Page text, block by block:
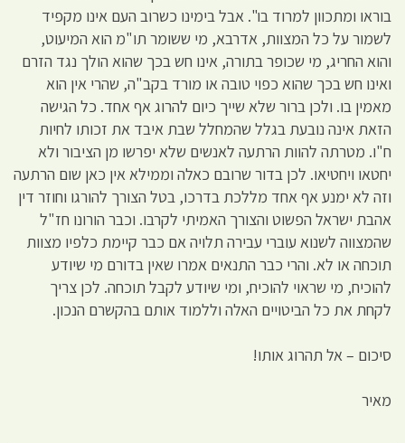
בוראו ומתכוון למרוד בו". אבל בימינו כשרוב העם אינו מקפיד
לשמור על כל המצוות, אדרבא, מי ששומר תו"מ הוא המיעוט,
והוא החריג, מי שכופר בתורה, אינו חש בכך שהוא הולך נגד הזרם
ואינו חש בכך שהוא כפוי טובה או מורד בקב"ה, שהרי אין הוא
מאמין בו. ולכן ברור שלא שייך כיום להרוג אף אחד. כל הגישה
הזאת אינה נובעת בגלל שהמחלל שבת איבד את זכותו לחיות
ח"ו. מטרתה להוות הרתעה לאנשים שלא יפרשו מן הציבור ולא
יחטאו ויחטיאו. לכן בדור שרובם כאלה וממילא אין כאן שום הרתעה
וזה לא ימנע אף אחד מללכת בדרכו, בטל הצורך להורגו וחוזר דין
אהבת ישראל הפשוט והצורך האמיתי לקרבו. וכבר הורונו חז"ל
שהמצווה לשנוא עוברי עבירה תלויה אם כבר קיימת כלפיו מצוות
תוכחה או לא. והרי כבר התנאים אמרו שאין בדורם מי שיודע
להוכיח, מי שראוי להוכיח, ומי שיודע לקבל תוכחה. לכן צריך
לקחת את כל הביטויים האלה וללמוד אותם בהקשרם הנכון.
סיכום – אל תהרוג אותו!
מאיר